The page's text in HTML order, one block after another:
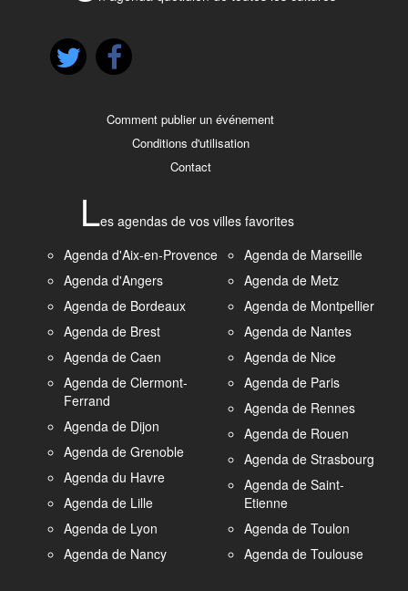
Comment publier un événement
Conditions d'utilisation
Contact
Les agendas de vos villes favorites
Agenda d'Aix-en-Provence
Agenda d'Angers
Agenda de Bordeaux
Agenda de Brest
Agenda de Caen
Agenda de Clermont-
Ferrand
Agenda de Dijon
Agenda de Grenoble
Agenda du Havre
Agenda de Lille
Agenda de Lyon
Agenda de Nancy
Agenda de Marseille
Agenda de Metz
Agenda de Montpellier
Agenda de Nantes
Agenda de Nice
Agenda de Paris
Agenda de Rennes
Agenda de Rouen
Agenda de Strasbourg
Agenda de Saint-
Etienne
Agenda de Toulon
Agenda de Toulouse